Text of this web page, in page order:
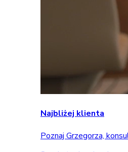
Najbliżej klienta
Poznaj Grzegorza,